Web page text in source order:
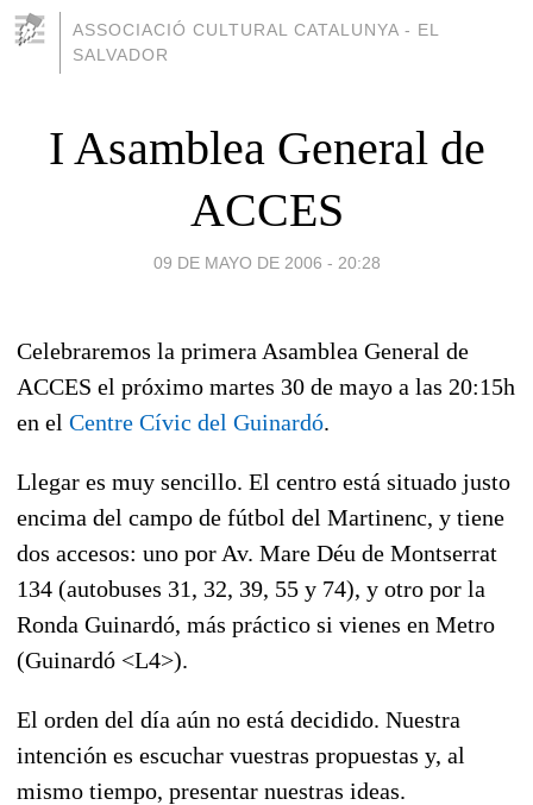
ASSOCIACIÓ CULTURAL CATALUNYA - EL
SALVADOR
I Asamblea General de
ACCES
09 DE MAYO DE 2006 - 20:28
Celebraremos la primera Asamblea General de
ACCES el próximo martes 30 de mayo a las 20:15h
en el Centre Cívic del Guinardó.
Llegar es muy sencillo. El centro está situado justo
encima del campo de fútbol del Martinenc, y tiene
dos accesos: uno por Av. Mare Déu de Montserrat
134 (autobuses 31, 32, 39, 55 y 74), y otro por la
Ronda Guinardó, más práctico si vienes en Metro
(Guinardó <L4>).
El orden del día aún no está decidido. Nuestra
intención es escuchar vuestras propuestas y, al
mismo tiempo, presentar nuestras ideas.